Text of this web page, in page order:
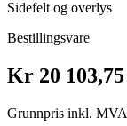
Sidefelt og overlys
Bestillingsvare
Kr 20 103,75
Grunnpris inkl. MVA